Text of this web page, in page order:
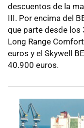
descuentos de la
III. Por encima del
que parte desde los
Long Range
euros y el Skywell
40.900 euros.